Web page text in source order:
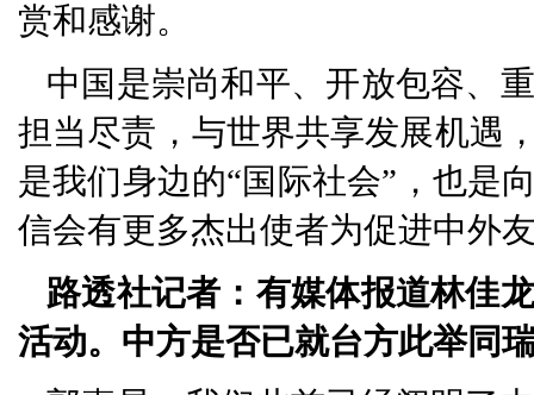
赏和感谢。
中国是崇尚和平、开放包容、
担当尽责，与世界共享发展机遇
是我们身边的“国际社会”，也是
信会有更多杰出使者为促进中外
路透社记者：有媒体报道林佳
活动。中方是否已就台方此举同